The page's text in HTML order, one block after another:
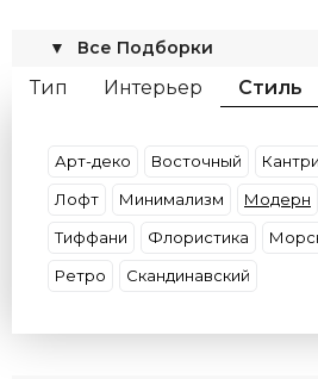
Все Подборки
▼
Тип Интерьер Стиль
Цвет Арматуры
Страна
Арт-деко Восточный Кантри
Лофт
Минимализм Модерн
Тиффани
Флористика
Ретро
Скандинавский